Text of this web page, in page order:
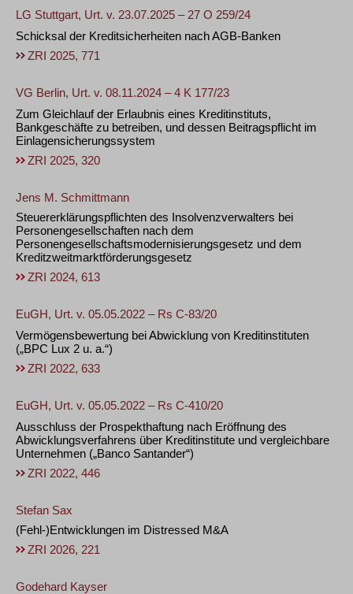
LG Stuttgart, Urt. v. 23.07.2025 – 27 O 259/24
Schicksal der Kreditsicherheiten nach AGB-Banken
ZRI 2025, 771
VG Berlin, Urt. v. 08.11.2024 – 4 K 177/23
Zum Gleichlauf der Erlaubnis eines Kreditinstituts,
Bankgeschäfte zu betreiben, und dessen Beitragspflicht im
Einlagensicherungssystem
ZRI 2025, 320
Jens M. Schmittmann
Steuererklärungspflichten des Insolvenzverwalters bei
Personengesellschaften nach dem
Personengesellschaftsmodernisierungsgesetz und dem
Kreditzweitmarktförderungsgesetz
ZRI 2024, 613
EuGH, Urt. v. 05.05.2022 – Rs C-83/20
Vermögensbewertung bei Abwicklung von Kreditinstituten
(„BPC Lux 2 u. a.“)
ZRI 2022, 633
EuGH, Urt. v. 05.05.2022 – Rs C-410/20
Ausschluss der Prospekthaftung nach Eröffnung des
Abwicklungsverfahrens über Kreditinstitute und vergleichbare
Unternehmen („Banco Santander“)
ZRI 2022, 446
Stefan Sax
(Fehl-)Entwicklungen im Distressed M&A
ZRI 2026, 221
Godehard Kayser